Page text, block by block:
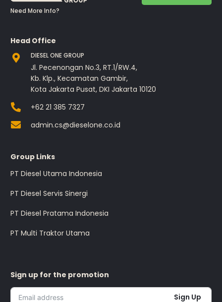
Need More Info?
Head Office
DIESEL ONE GROUP
Jl. Pecenongan No.3, RT.1/RW.4,
Kb. Klp., Kecamatan Gambir,
Kota Jakarta Pusat, DKI Jakarta 10120
+62 21 385 7327
admin.cs@dieselone.co.id
Group Links
PT Diesel Utama Indonesia
PT Diesel Servis Sinergi
PT Diesel Pratama Indonesia
PT Multi Traktor Utama
Sign up for the promotion
Sign Up